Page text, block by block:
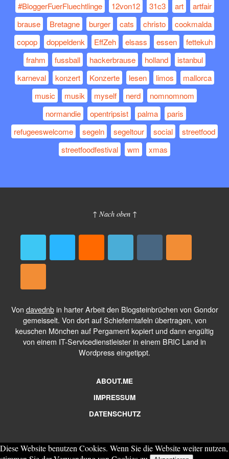
#BloggerFuerFluechtlinge 12von12 31c3 art
artfair
brause
Bretagne burger cats christo
cookmalda
copop
doppeldenk EffZeh elsass essen
fettekuh
frahm
fussball hackerbrause holland
istanbul
karneval
konzert Konzerte lesen limos
mallorca
music
musik myself nerd
nomnomnom
normandie
opentripsist palma
paris
refugeeswelcome
segeln segeltour social
streetfood
streetfoodfestival
wm xmas
↑ Nach oben ↑
Von davednbin harter Arbeit den Blogsteinbrüchen von Gondor
gemeisselt. Von dort auf Schieferntafeln übertragen, von
keuschen Mönchen auf Pergament kopiert und dann engültig
von einem IT-Servicedienstleister in einem BRIC Land in
Wordpress eingetippt.
ABOUT.ME
IMPRESSUM
DATENSCHUTZ
Diese Website benutzen Cookies. Wenn Sie die Website weiter nutzen,